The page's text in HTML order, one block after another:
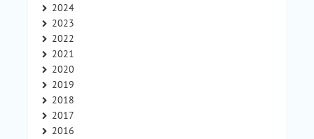
2024
2023
2022
2021
2020
2019
2018
2017
2016